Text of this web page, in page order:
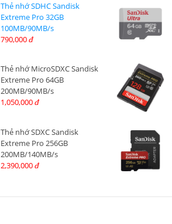
Thẻ nhớ SDHC Sandisk
Extreme Pro 32GB
100MB/90MB/s
790,000 đ
Thẻ nhớ MicroSDXC Sandisk
Extreme Pro 64GB
200MB/90MB/s
1,050,000 đ
Thẻ nhớ SDXC Sandisk
Extreme Pro 256GB
200MB/140MB/s
2,390,000 đ